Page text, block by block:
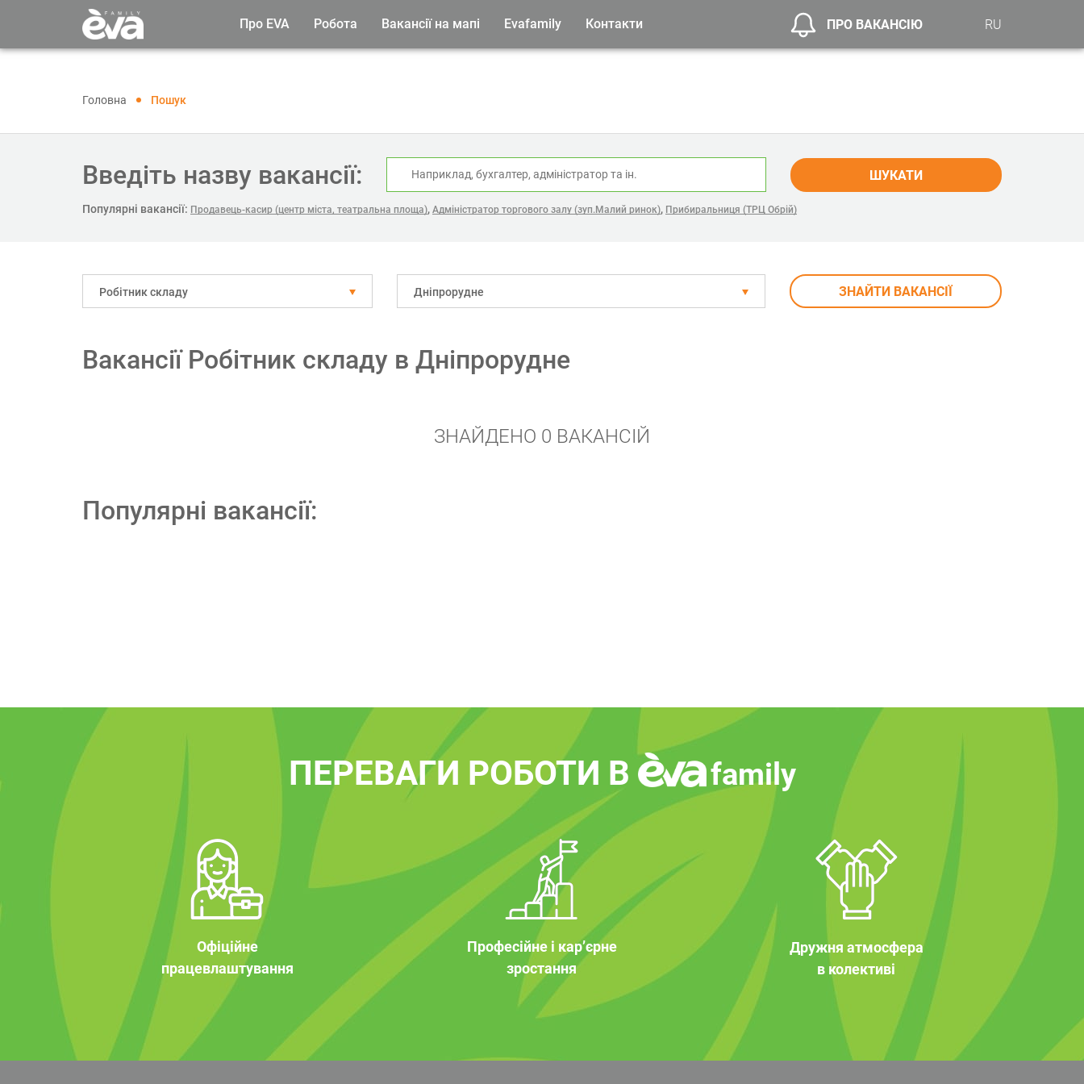
Про EVA Робота Вакансії на мапі Evafamily Контакти ПРО ВАКАНСІЮ RU
Головна Пошук
Введіть назву вакансії: ШУКАТИ
Популярні вакансії: Продавець-касир (центр міста, театральна площа), Адміністратор торгового залу (зуп.Малий ринок), Прибиральниця (ТРЦ Обрій)
Робітник складу Дніпрорудне ЗНАЙТИ ВАКАНСІЇ
Вакансії Робітник складу в Дніпрорудне
ЗНАЙДЕНО 0 ВАКАНСІЙ
Популярні вакансії:
ПЕРЕВАГИ РОБОТИ В family
Офіційне
працевлаштування
Професійне і кар’єрне
зростання
Дружня атмосфера
в колективі